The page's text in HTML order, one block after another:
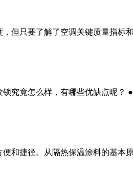
但只要了解了空调关键质量指标
究竟怎么样，有哪些优缺点呢？
和捷径。从隔热保温涂料的基本